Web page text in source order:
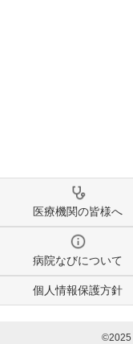
医療機関の皆様へ
病院なびについて
個人情報保護方針
©2025